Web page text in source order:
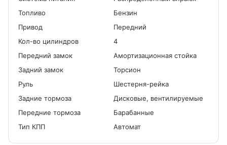
Топливо
Бензин
Привод
Передний
Кол-во цилиндров
4
Передний замок
Амортизационная стойка
Задний замок
Торсион
Руль
Шестерня-рейка
Задние тормоза
Дисковые, вентилируемые
Передние тормоза
Барабанные
Тип КПП
Автомат